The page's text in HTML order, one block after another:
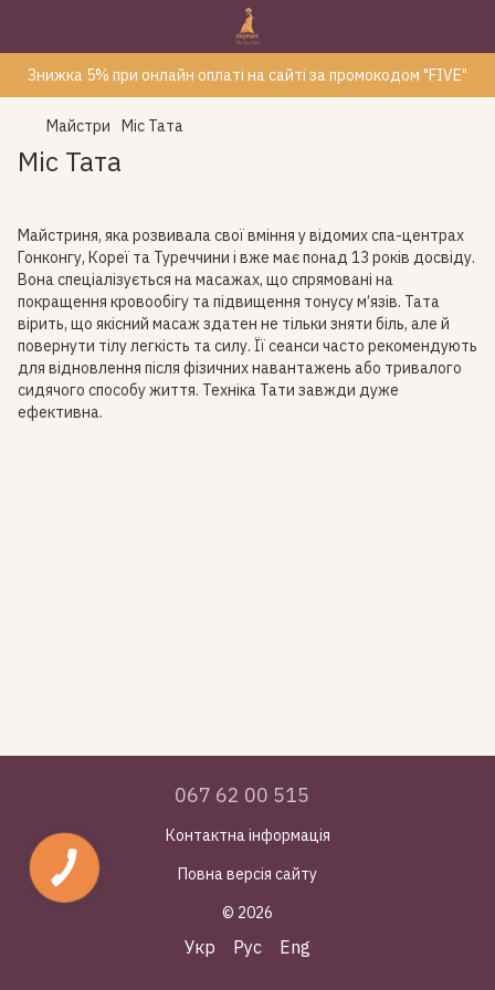
Знижка 5% при онлайн оплаті на сайті за промокодом "FIVE"
Майстри Міс Тата
Міс Тата
Майстриня, яка розвивала свої вміння у відомих спа-центрах
Гонконгу, Кореї та Туреччини і вже має понад 13 років досвіду.
Вона спеціалізується на масажах, що спрямовані на
покращення кровообігу та підвищення тонусу м’язів. Тата
вірить, що якісний масаж здатен не тільки зняти біль, але й
повернути тілу легкість та силу. Її сеанси часто рекомендують
для відновлення після фізичних навантажень або тривалого
сидячого способу життя. Техніка Тати завжди дуже
ефективна.
067 62 00 515
Контактна інформація
Повна версія сайту
© 2026
Укр Рус Eng